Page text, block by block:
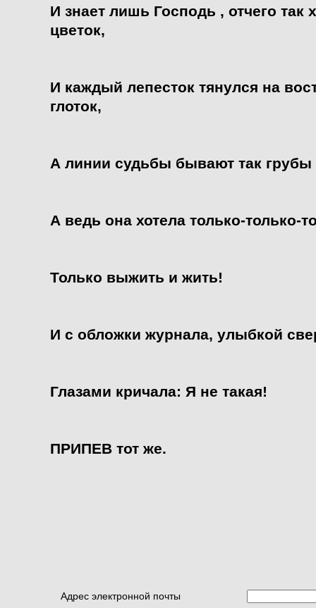
И знает лишь Господь , отчего
цветок,
И каждый лепесток тянулся на
глоток,
А линии судьбы бывают так
А ведь она хотела только-только-
Только выжить и жить!
И с обложки журнала, улыбкой
Глазами кричала: Я не такая!
ПРИПЕВ тот же.
Адрес электронной почты